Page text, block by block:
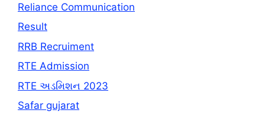
Reliance Communication
Result
RRB Recruiment
RTE Admission
RTE અડમિશન 2023
Safar gujarat